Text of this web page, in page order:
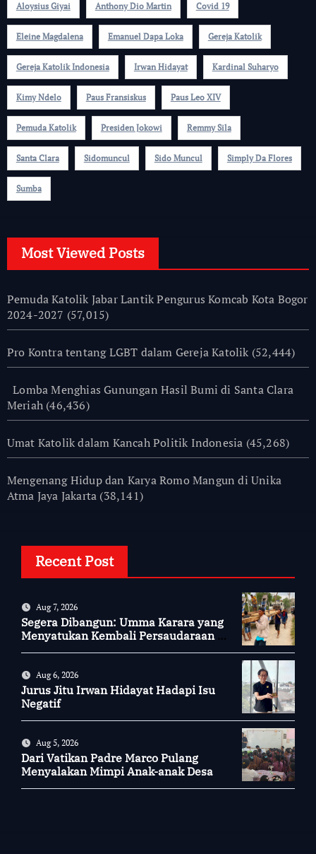
Aloysius Giyai Anthony Dio Martin Covid 19
Eleine Magdalena Emanuel Dapa Loka Gereja Katolik
Gereja Katolik Indonesia Irwan Hidayat Kardinal Suharyo
Kimy Ndelo Paus Fransiskus Paus Leo XIV
Pemuda Katolik Presiden Jokowi Remmy Sila
Santa Clara Sidomuncul Sido Muncul Simply Da Flores
Sumba
Most Viewed Posts
Pemuda Katolik Jabar Lantik Pengurus Komcab Kota Bogor
2024-2027 (57,015)
Pro Kontra tentang LGBT dalam Gereja Katolik (52,444)
Lomba Menghias Gunungan Hasil Bumi di Santa Clara
Meriah (46,436)
Umat Katolik dalam Kancah Politik Indonesia (45,268)
Mengenang Hidup dan Karya Romo Mangun di Unika
Atma Jaya Jakarta (38,141)
Recent Post
Aug 7, 2026
Segera Dibangun: Umma Karara yang
Menyatukan Kembali Persaudaraan di
Aug 6, 2026
Jurus Jitu Irwan Hidayat Hadapi Isu
Negatif
Aug 5, 2026
Dari Vatikan Padre Marco Pulang
Menyalakan Mimpi Anak-anak Desa